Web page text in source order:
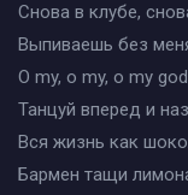
Снова в клубе,
Выпиваешь без
O my, o my, o my god
Танцуй вперед и
Вся жизнь как
Бармен тащи